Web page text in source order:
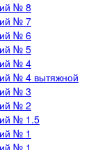
№ 8
№ 7
№ 6
№ 5
№ 4
№ 4 вытяжной
№ 3
№ 2
№ 1.5
№ 1
№ 1